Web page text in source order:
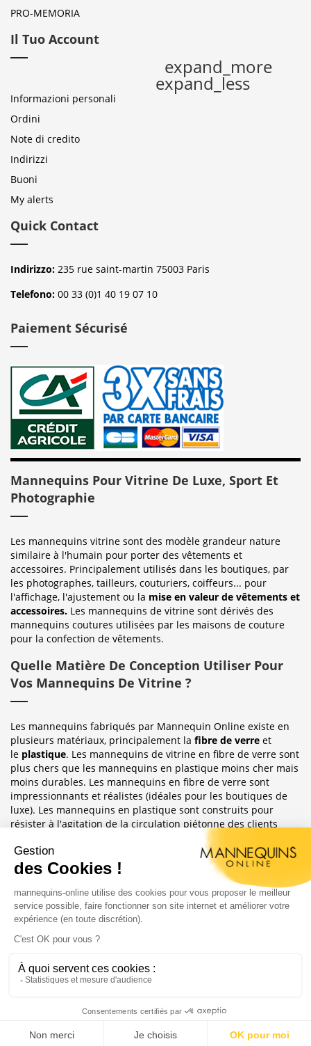
PRO-MEMORIA
Il Tuo Account
expand_more
expand_less
Informazioni personali
Ordini
Note di credito
Indirizzi
Buoni
My alerts
Quick Contact
Indirizzo: 235 rue saint-martin 75003 Paris
Telefono: 00 33 (0)1 40 19 07 10
Paiement Sécurisé
Mannequins Pour Vitrine De Luxe, Sport Et
Photographie
Les mannequins vitrine sont des modèle grandeur nature
similaire à l'humain pour porter des vêtements et
accessoires. Principalement utilisés dans les boutiques, par
les photographes, tailleurs, couturiers, coiffeurs... pour
l'affichage, l'ajustement ou la mise en valeur de vêtements et
accessoires. Les mannequins de vitrine sont dérivés des
mannequins coutures utilisées par les maisons de couture
pour la confection de vêtements.
Quelle Matière De Conception Utiliser Pour
Vos Mannequins De Vitrine ?
Les mannequins fabriqués par Mannequin Online existe en
plusieurs matériaux, principalement la fibre de verre et
le plastique. Les mannequins de vitrine en fibre de verre sont
plus chers que les mannequins en plastique moins cher mais
moins durables. Les mannequins en fibre de verre sont
impressionnants et réalistes (idéales pour les boutiques de
luxe). Les mannequins en plastique sont construits pour
résister à l'agitation de la circulation piétonne des clients
habituellement observée dans le magasin où ils sont placés.
Sublimez Vos Boutiques, Vitrines Et
Les mannequins sont idéales pour les magasins de détail, en
étalages de magasin ou décoration de vitrine. Ils ont
d'afficher leurs produits ou prendre des photos.
mannequins pour magasin
Création du site :
Agence Digitale Feya